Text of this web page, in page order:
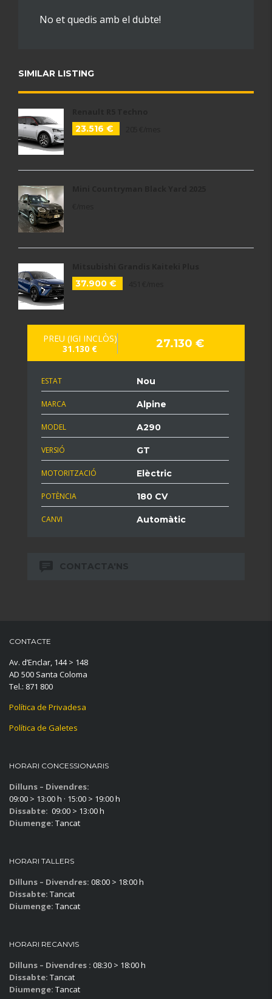
No et quedis amb el dubte!
SIMILAR LISTING
23.516 €
37.900 €
PREU (IGI INCLÒS)
31.130 €
27.130 €
ESTAT Nou
MARCA Alpine
MODEL A290
VERSIÓ GT
MOTORITZACIÓ Elèctric
POTÈNCIA 180 CV
CANVI Automàtic
CONTACTA'NS
CONTACTE
Av. d’Enclar, 144 > 148
AD 500 Santa Coloma
Tel.: 871 800
Política de Privadesa
Política de Galetes
HORARI CONCESSIONARIS
Dilluns – Divendres:
09:00 > 13:00 h · 15:00 > 19:00 h
Dissabte: 09:00 > 13:00 h
Diumenge: Tancat
HORARI TALLERS
Dilluns – Divendres: 08:00 > 18:00 h
Dissabte: Tancat
Diumenge: Tancat
HORARI RECANVIS
Dilluns – Divendres : 08:30 > 18:00 h
Dissabte: Tancat
Diumenge: Tancat